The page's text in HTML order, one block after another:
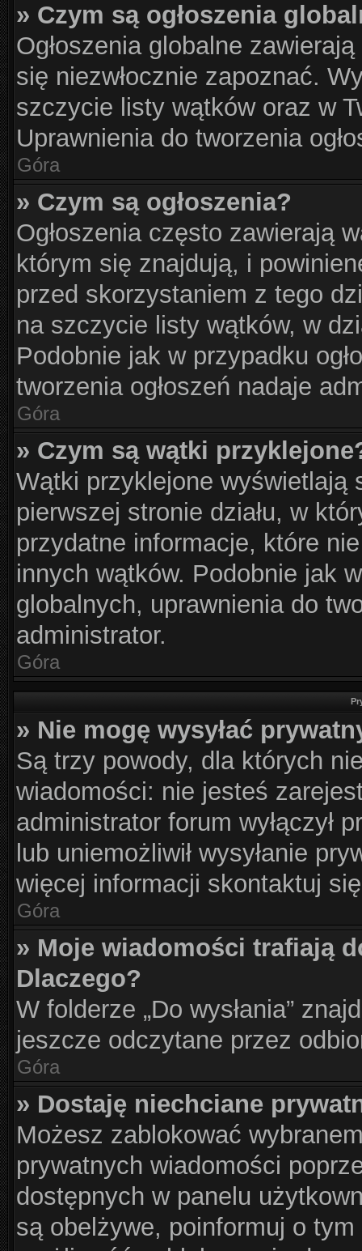
» Czym są ogłoszenia
Ogłoszenia globalne
się niezwłocznie zapoznać.
szczycie listy wątków oraz w
Uprawnienia do tworzenia
Góra
» Czym są ogłoszenia?
Ogłoszenia często zawierają
którym się znajdują, i
przed skorzystaniem z tego
na szczycie listy wątków, w
Podobnie jak w przypadku
tworzenia ogłoszeń nadaje
Góra
» Czym są wątki
Wątki przyklejone wyświetlają
pierwszej stronie działu, w
przydatne informacje, które
innych wątków. Podobnie jak
globalnych, uprawnienia do
administrator.
Góra
» Nie mogę wysyłać
Są trzy powody, dla których
wiadomości: nie jesteś
administrator forum wyłączył
lub uniemożliwił wysyłanie
więcej informacji skontaktuj
Góra
» Moje wiadomości trafiają
Dlaczego?
W folderze „Do wysłania”
jeszcze odczytane przez
Góra
» Dostaję niechciane
Możesz zablokować
prywatnych wiadomości
dostępnych w panelu
są obelżywe, poinformuj o